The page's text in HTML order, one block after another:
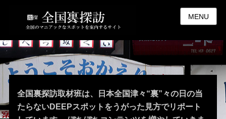
MENU
全国裏探訪取材班は、日本全国津々“裏”々の日の当
たらないDEEPスポットをうがった見方でリポート